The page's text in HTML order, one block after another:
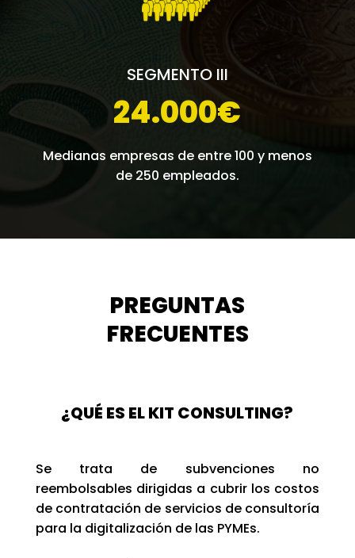
SEGMENTO III
24.000€
Medianas empresas de entre 100 y menos
de 250 empleados.
PREGUNTAS
FRECUENTES
¿QUÉ ES EL KIT CONSULTING?
Se trata de subvenciones no
reembolsables dirigidas a cubrir los costos
de contratación de servicios de consultoría
para la digitalización de las PYMEs.